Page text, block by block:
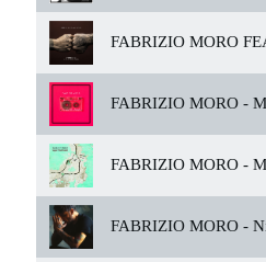
FABRIZIO MORO
FABRIZIO MORO -
FABRIZIO MORO -
FABRIZIO MORO -